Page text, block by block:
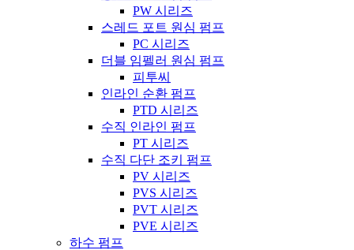
PW 시리즈
스레드 포트 원심 펌프
PC 시리즈
더블 임펠러 원심 펌프
피투씨
인라인 순환 펌프
PTD 시리즈
수직 인라인 펌프
PT 시리즈
수직 다단 조키 펌프
PV 시리즈
PVS 시리즈
PVT 시리즈
PVE 시리즈
하수 펌프